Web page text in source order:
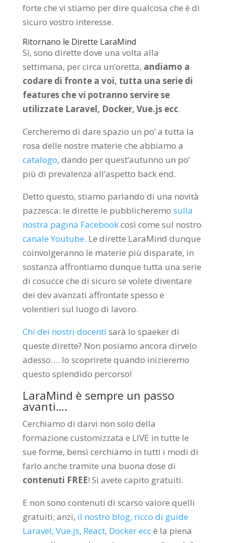
forte che vi stiamo per dire qualcosa che è di
sicuro vostro interesse.
Ritornano le Dirette LaraMind
Sì, sono dirette dove una volta alla
settimana, per circa un’oretta, andiamo a
codare di fronte a voi, tutta una serie di
features che vi potranno servire se
utilizzate Laravel, Docker, Vue.js ecc.
Cercheremo di dare spazio un po’ a tutta la
rosa delle nostre materie che abbiamo a
catalogo, dando per quest’autunno un po’
più di prevalenza all’aspetto back end.
Detto questo, stiamo parlando di una novità
pazzesca: le dirette le pubblicheremo sulla
nostra pagina Facebookcosì come sul nostro
canale Youtube. Le dirette LaraMind dunque
coinvolgeranno le materie più disparate, in
sostanza affrontiamo dunque tutta una serie
di cosucce che di sicuro se volete diventare
dei dev avanzati affrontate spesso e
volentieri sul luogo di lavoro.
Chi dei nostri docenti sarà lo spaeker di
queste dirette? Non posiamo ancora dirvelo
adesso…. lo scoprirete quando inizieremo
questo splendido percorso!
LaraMind è sempre un passo
avanti….
Cerchiamo di darvi non solo della
formazione customizzata e LIVE in tutte le
sue forme, bensì cerchiamo in tutti i modi di
farlo anche tramite una buona dose di
contenuti FREE! Sì avete capito gratuiti.
E non sono contenuti di scarso valore quelli
gratuiti; anzi, il nostro blog, ricco di guide
Laravel, Vue.js, React, Docker eccè la piena